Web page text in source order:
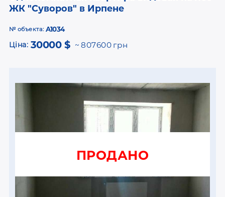
ЖК "Суворов" в Ирпене
№ объекта:A1034
Ціна: 30000 $ 807600
ПРОДАНО